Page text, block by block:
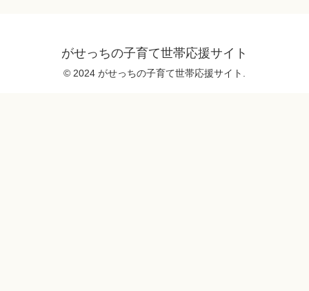
がせっちの子育て世帯応援サイト
© 2024 がせっちの子育て世帯応援サイト.